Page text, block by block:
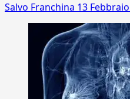
Salvo Franchina 13